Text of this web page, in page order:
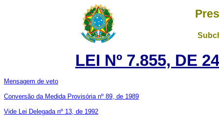
LEI Nº 7.855, DE
Mensagem de veto
Conversão da Medida Provisória nº 89, de 1989
Vide Lei Delegada nº 13, de 1992